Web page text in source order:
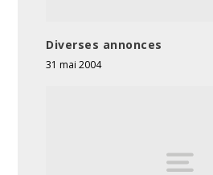
Diverses annonces
31 mai 2004